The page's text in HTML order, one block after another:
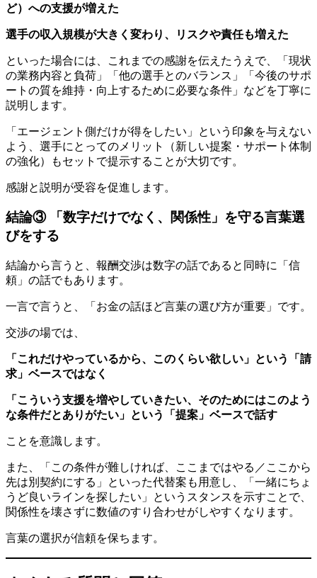
ど）への支援が増えた
選手の収入規模が大きく変わり、リスクや責任も増えた
といった場合には、これまでの感謝を伝えたうえで、「現状
の業務内容と負荷」「他の選手とのバランス」「今後のサポ
ートの質を維持・向上するために必要な条件」などを丁寧に
説明します。
「エージェント側だけが得をしたい」という印象を与えない
よう、選手にとってのメリット（新しい提案・サポート体制
の強化）もセットで提示することが大切です。
感謝と説明が受容を促進します。
結論③ 「数字だけでなく、関係性」を守る言葉選
びをする
結論から言うと、報酬交渉は数字の話であると同時に「信
頼」の話でもあります。
一言で言うと、「お金の話ほど言葉の選び方が重要」です。
交渉の場では、
「これだけやっているから、このくらい欲しい」という「請
求」ベースではなく
「こういう支援を増やしていきたい、そのためにはこのよう
な条件だとありがたい」という「提案」ベースで話す
ことを意識します。
また、「この条件が難しければ、ここまではやる／ここから
先は別契約にする」といった代替案も用意し、「一緒にちょ
うど良いラインを探したい」というスタンスを示すことで、
関係性を壊さずに数値のすり合わせがしやすくなります。
言葉の選択が信頼を保ちます。